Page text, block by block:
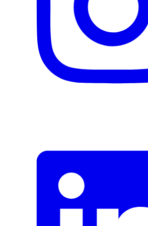
Nom du fabricant
N° d’article du fabricant
7515598
Garantie du fabricant
Informations sur la garantie
Bionaturis
Signaler une erreur
Fermer le formulaire
Envoyer
Signaler des données erronées